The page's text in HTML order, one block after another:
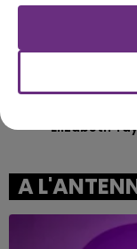
Elizabeth
A